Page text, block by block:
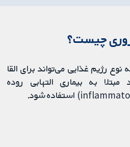
چیست؟
رژیم غذایی می‌تواند برای القا
به بیماری التهابی روده